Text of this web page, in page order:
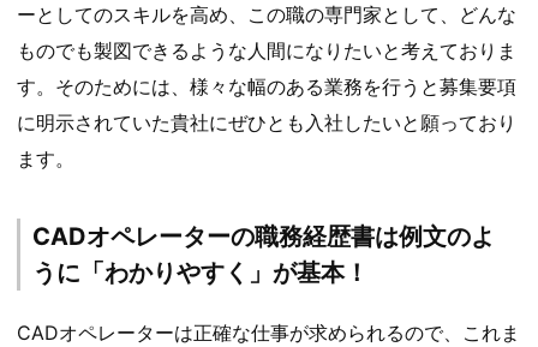
ーとしてのスキルを高め、この職の専門家として、どんな
ものでも製図できるような人間になりたいと考えておりま
す。そのためには、様々な幅のある業務を行うと募集要項
に明示されていた貴社にぜひとも入社したいと願っており
ます。
CADオペレーターの職務経歴書は例文のよ
うに「わかりやすく」が基本！
CADオペレーターは正確な仕事が求められるので、これま